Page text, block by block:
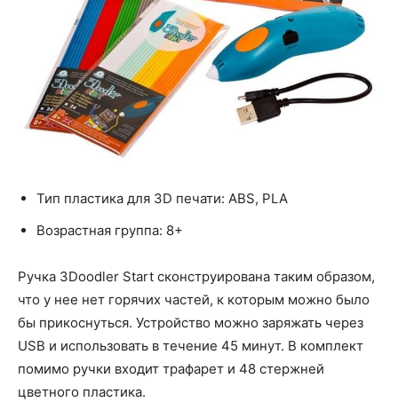
Тип пластика для 3D печати: ABS, PLA
Возрастная группа: 8+
Ручка 3Doodler Start сконструирована таким образом,
что у нее нет горячих частей, к которым можно было
бы прикоснуться. Устройство можно заряжать через
USB и использовать в течение 45 минут. В комплект
помимо ручки входит трафарет и 48 стержней
цветного пластика.